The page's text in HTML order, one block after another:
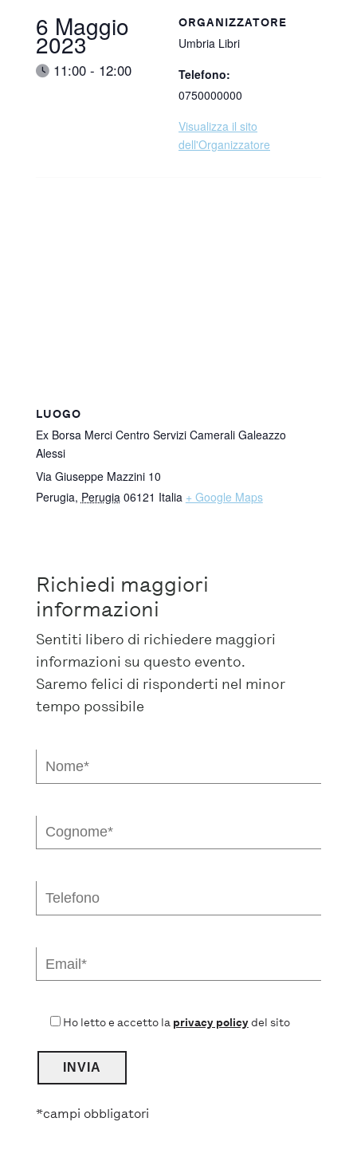
Data:
6 Maggio
2023
Ora:11:00 - 12:00
ORGANIZZATORE
Umbria Libri
Telefono:
0750000000
Visualizza il sito
dell'Organizzatore
LUOGO
Ex Borsa Merci Centro Servizi Camerali Galeazzo
Alessi
Via Giuseppe Mazzini 10
Perugia, Perugia 06121 Italia + Google Maps
Richiedi maggiori
informazioni
Sentiti libero di richiedere maggiori
informazioni su questo evento.
Saremo felici di risponderti nel minor
tempo possibile
Ho letto e accetto la privacy policydel sito
*campi obbligatori